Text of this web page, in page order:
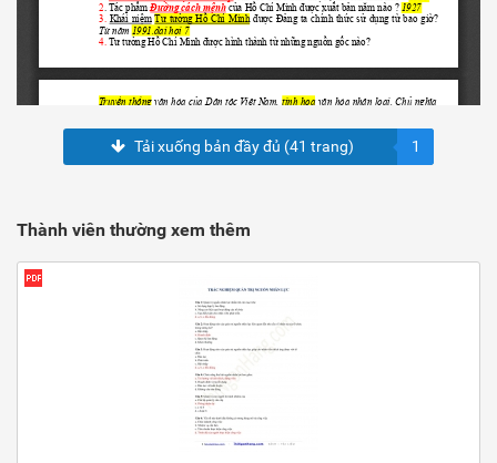
Tải xuống bản đầy đủ (41 trang) 1
Thành viên thường xem thêm